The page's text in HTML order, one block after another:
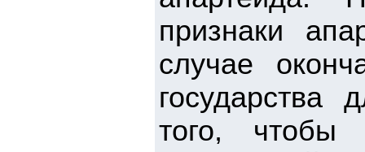
признаки
случае
государства
того, чтобы